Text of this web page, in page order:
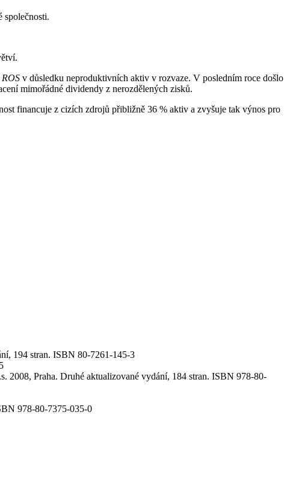
společnosti.
ROS v důsledku neproduktivních aktiv v rozvaze. V posledním roce došlo
mimořádné dividendy z nerozdělených zisků.
financuje z cizích zdrojů přibližně 36 % aktiv a zvyšuje tak výnos pro
194 stran. ISBN 80-7261-145-3
2008, Praha. Druhé aktualizované vydání, 184 stran. ISBN 978-80-
978-80-7375-035-0